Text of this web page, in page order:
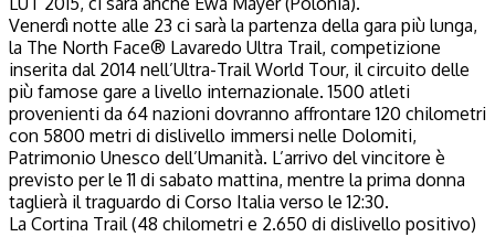
Venerdì notte alle 23 ci sarà la partenza della gara più lunga,
la The North Face® Lavaredo Ultra Trail, competizione
inserita dal 2014 nell’Ultra-Trail World Tour, il circuito delle
più famose gare a livello internazionale. 1500 atleti
provenienti da 64 nazioni dovranno affrontare 120 chilometri
con 5800 metri di dislivello immersi nelle Dolomiti,
Patrimonio Unesco dell’Umanità. L’arrivo del vincitore è
previsto per le 11 di sabato mattina, mentre la prima donna
taglierà il traguardo di Corso Italia verso le 12:30.
La Cortina Trail (48 chilometri e 2.650 di dislivello positivo)